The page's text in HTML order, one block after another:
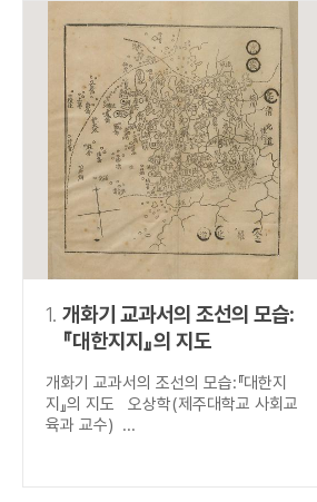
검색 연산자 사용안내
연산자
AND 정조
OR 정조
NOT 정조
동시에 여러 개의 연산자를 사용
1. 개화기 교과서의 조선의 모습:
『대한지지』의 지도
개화기 교과서의 조선의 모습:『대한지
지』의 지도 오상학(제주대학교 사회교
육과 교수) ...